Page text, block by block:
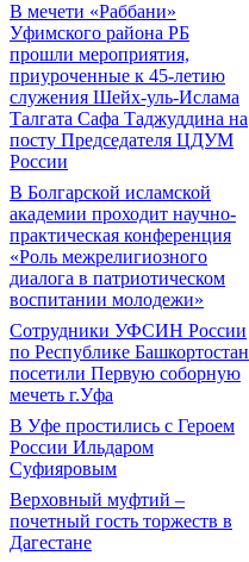
В мечети «Раббани»
Уфимского района РБ
прошли мероприятия,
приуроченные к 45-летию
служения Шейх-уль-Ислама
Талгата Сафа Таджуддина на
посту Председателя ЦДУМ
России
В Болгарской исламской
академии проходит научно-
практическая конференция
«Роль межрелигиозного
диалога в патриотическом
воспитании молодежи»
Сотрудники УФСИН России
по Республике Башкортостан
посетили Первую соборную
мечеть г.Уфа
В Уфе простились с Героем
России Ильдаром
Суфияровым
Верховный муфтий –
почетный гость торжеств в
Дагестане